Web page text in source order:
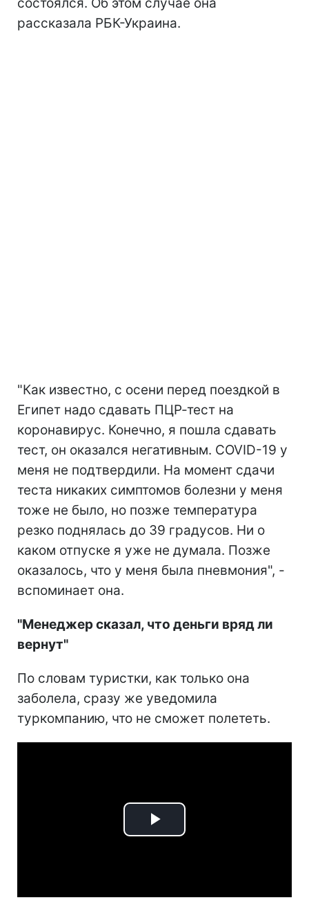
рассказала РБК-Украина.
"Как известно, с осени перед поездкой в
Египет надо сдавать ПЦР-тест на
коронавирус. Конечно, я пошла сдавать
тест, он оказался негативным. COVID-19 у
меня не подтвердили. На момент сдачи
теста никаких симптомов болезни у меня
тоже не было, но позже температура
резко поднялась до 39 градусов. Ни о
каком отпуске я уже не думала. Позже
оказалось, что у меня была пневмония", -
вспоминает она.
"Менеджер сказал, что деньги вряд ли
вернут"
По словам туристки, как только она
заболела, сразу же уведомила
туркомпанию, что не сможет полететь.
Play